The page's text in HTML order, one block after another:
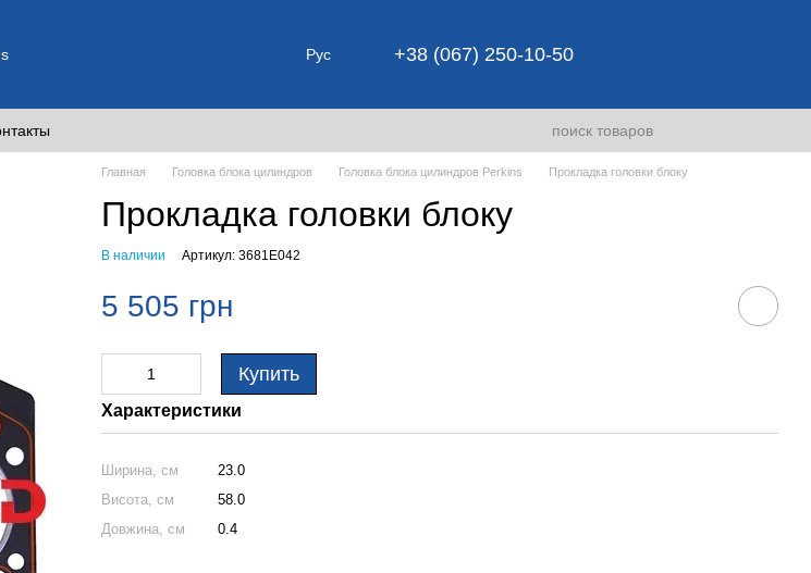
Рус +38 (067) 250-10-50
Главная Головка блока цилиндров Головка блока цилиндров Perkins Прокладка головки блоку
Прокладка головки блоку
В наличии Артикул: 3681E042
5 505 грн
Купить
Характеристики
Ширина, см
23.0
Висота, см
58.0
Довжина, см
0.4